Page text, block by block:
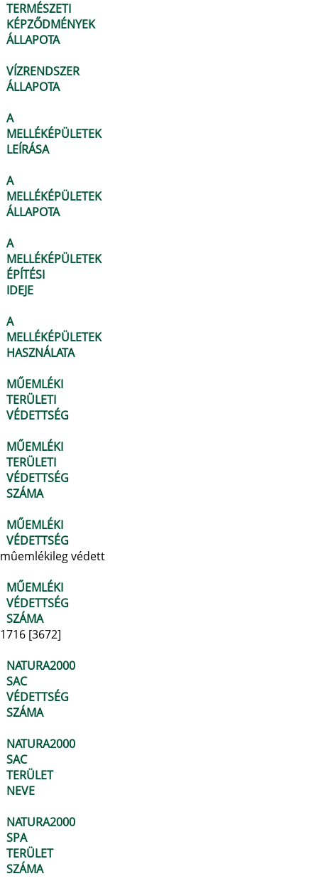
TERMÉSZETI
KÉPZŐDMÉNYEK
ÁLLAPOTA
VÍZRENDSZER
ÁLLAPOTA
A
MELLÉKÉPÜLETEK
LEÍRÁSA
A
MELLÉKÉPÜLETEK
ÁLLAPOTA
A
MELLÉKÉPÜLETEK
ÉPÍTÉSI
IDEJE
A
MELLÉKÉPÜLETEK
HASZNÁLATA
MŰEMLÉKI
TERÜLETI
VÉDETTSÉG
MŰEMLÉKI
TERÜLETI
VÉDETTSÉG
SZÁMA
MŰEMLÉKI
VÉDETTSÉG
mûemlékileg védett
MŰEMLÉKI
VÉDETTSÉG
SZÁMA
1716 [3672]
NATURA2000
SAC
VÉDETTSÉG
SZÁMA
NATURA2000
SAC
TERÜLET
NEVE
NATURA2000
SPA
TERÜLET
SZÁMA